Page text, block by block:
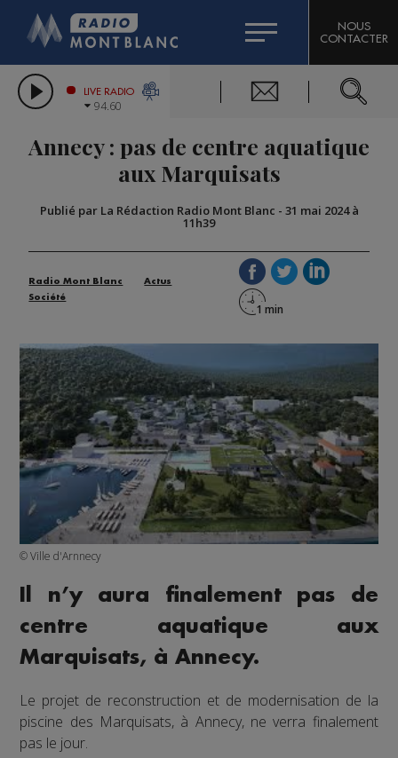
LES CHRONIQUES DE L'EXPERT
CITIZEN MACHINERY
GRAND MASSIF DOMAINES SKIABLES
BIGARD
COMPAGNIE DU MONT-BLANC
NOUS
CONTACTER
LIVE RADIO
94.60
Annecy : pas de centre aquatique
aux Marquisats
Publié par La Rédaction Radio Mont Blanc - 31 mai 2024 à
11h39
Radio Mont Blanc
Actus
Société
© Ville d'Arnnecy
Il n’y aura finalement pas de
centre aquatique aux
Marquisats, à Annecy.
Le projet de reconstruction et de modernisation de la
piscine des Marquisats, à Annecy, ne verra finalement
pas le jour.